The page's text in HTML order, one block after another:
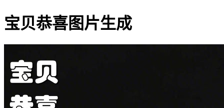
宝贝恭喜图片生成